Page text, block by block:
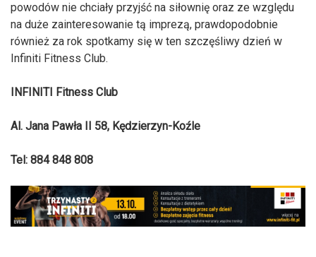
powodów nie chciały przyjść na siłownię oraz ze względu
na duże zainteresowanie tą imprezą, prawdopodobnie
również za rok spotkamy się w ten szczęśliwy dzień w
Infiniti Fitness Club.
INFINITI Fitness Club
Al. Jana Pawła II 58, Kędzierzyn-Koźle
Tel: 884 848 808